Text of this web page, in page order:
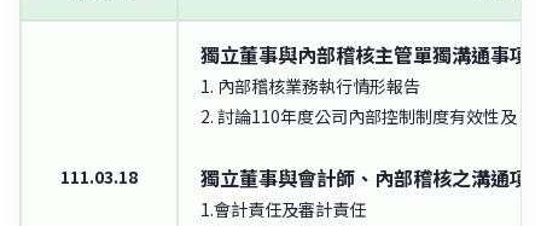
111.03.18
獨立董事與內部稽核主管單獨溝通事項
1. 內部稽核業務執行情形報告
2. 討論110年度公司內部控制制度有效性及
獨立董事與會計師、內部稽核之溝通項
1.會計責任及審計責任